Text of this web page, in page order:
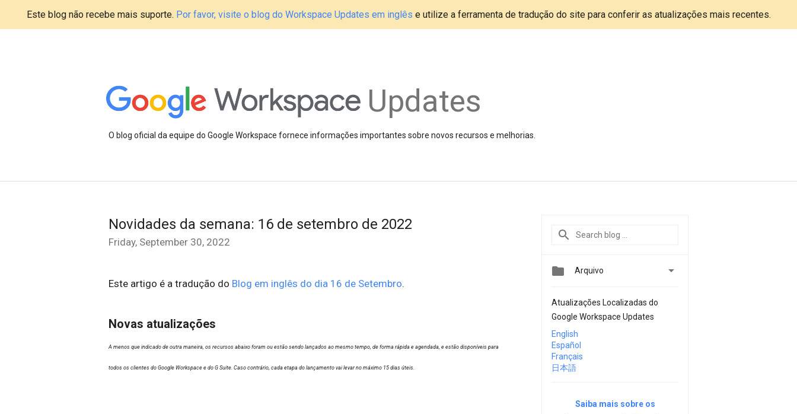
Este blog não recebe mais suporte. Por favor, visite o blog do Workspace Updates em inglês e utilize a ferramenta de tradução do site para conferir as atualizações mais recentes.
Updates
O blog oficial da equipe do Google Workspace fornece informações importantes sobre novos recursos e melhorias.
Novidades da semana: 16 de setembro de 2022
Friday, September 30, 2022
Este artigo é a tradução do Blog em inglês do dia 16 de Setembro.
Novas atualizações
A menos que indicado de outra maneira, os recursos abaixo foram ou estão sendo lançados ao mesmo tempo, de forma rápida e agendada, e estão disponíveis para
todos os clientes do Google Workspace e do G Suite. Caso contrário, cada etapa do lançamento vai levar no máximo 15 dias úteis.
 Arquivo 
Atualizações Localizadas do
Google Workspace Updates
English
Español
Français
日本語
Saiba mais sobre os